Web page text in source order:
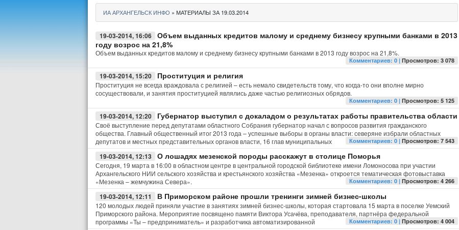
ИА АРХАНГЕЛЬСК ИНФО » МАТЕРИАЛЫ ЗА 19.03.2014
19-03-2014, 16:06
Объем выданных кредитов малому и среднему бизнесу крупными банками в 2013
году возрос на 21,8%
Объем выданных кредитов малому и среднему бизнесу крупными банками в 2013 году возрос на 21,8%.
Комментариев: 0 |Просмотров: 3 078
19-03-2014, 15:20 Проституция и религия
Проституция не всегда враждовала с религией – есть немало свидетельств тому, что когда-то они вполне мирно
сосуществовали, и занятия проституцией являлись даже частью религиозных обрядов.
Комментариев: 0 |Просмотров: 5 125
19-03-2014, 12:20 Губер­на­тор высту­пил с дока­ла­дом о резуль­та­тах рабо­ты пра­витель­ства области
Своё выступление перед депутатами областного Собрания губернатор начал с вопросов развития гражданского
общества. Главный общественный итог 2013 года – успешные выборы в органы власти: северяне избрали областных
депутатов и местных представительных органов власти, 16 глав муниципальных
Комментариев: 0 |Просмотров: 7 543
19-03-2014, 12:13 О лошадях мезенской породы расскажут в столице Поморья
Сегодня, 19 марта в 16:00 в областном центре в центральной городской библиотеке имени Ломоносова при участии
Архангельского НИИ сельского хозяйства и крестьянского хозяйства «Мезенка» откроется тематическая фотовыставка
«Мезенка – жемчужина Севера».
Комментариев: 0 |Просмотров: 4 266
19-03-2014, 12:11 В Приморском районе прошли тренинги зимней бизнес-школы
120 молодых людей приняли участие в занятиях зимней бизнес-школы, которая стартовала 15 марта в поселке Уемский
Приморского района. Мероприятие посвящено памяти Виктора Усачёва, преподавателя, партнёра федеральной
программы «Ты – предприниматель» и разработчика автоматизированной
Комментариев: 0 |Просмотров: 4 004